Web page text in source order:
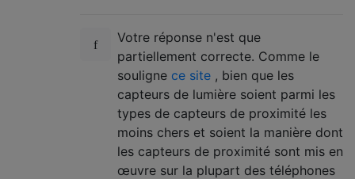
Votre réponse n'est que
partiellement correcte. Comme le
souligne ce site , bien que les
capteurs de lumière soient parmi les
types de capteurs de proximité les
moins chers et soient la manière dont
les capteurs de proximité sont mis en
œuvre sur la plupart des téléphones